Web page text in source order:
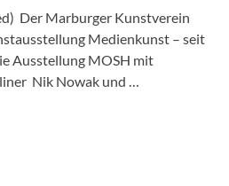
Der Marburger Kunstverein
Medienkunst – seit
Ausstellung MOSH mit
Nik Nowak und …